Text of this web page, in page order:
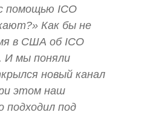
помощью ICO
Как бы не
в США об ICO
И мы поняли
новый канал
этом наш
подходил под